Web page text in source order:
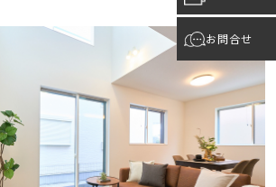
お問合せ